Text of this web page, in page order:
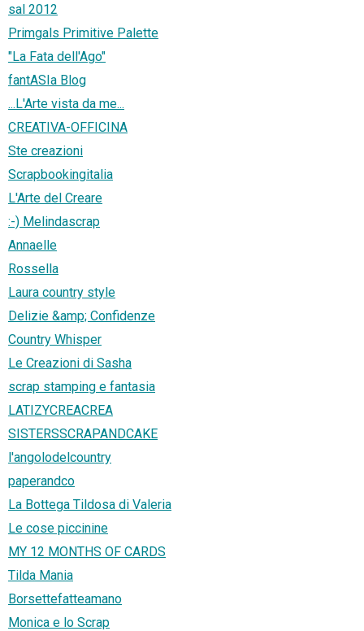
sal 2012
Primgals Primitive Palette
"La Fata dell'Ago"
fantASIa Blog
...L'Arte vista da me...
CREATIVA-OFFICINA
Ste creazioni
Scrapbookingitalia
L'Arte del Creare
:-) Melindascrap
Annaelle
Rossella
Laura country style
Delizie &amp; Confidenze
Country Whisper
Le Creazioni di Sasha
scrap stamping e fantasia
LATIZYCREACREA
SISTERSSCRAPANDCAKE
l'angolodelcountry
paperandco
La Bottega Tildosa di Valeria
Le cose piccinine
MY 12 MONTHS OF CARDS
Tilda Mania
Borsettefatteamano
Monica e lo Scrap